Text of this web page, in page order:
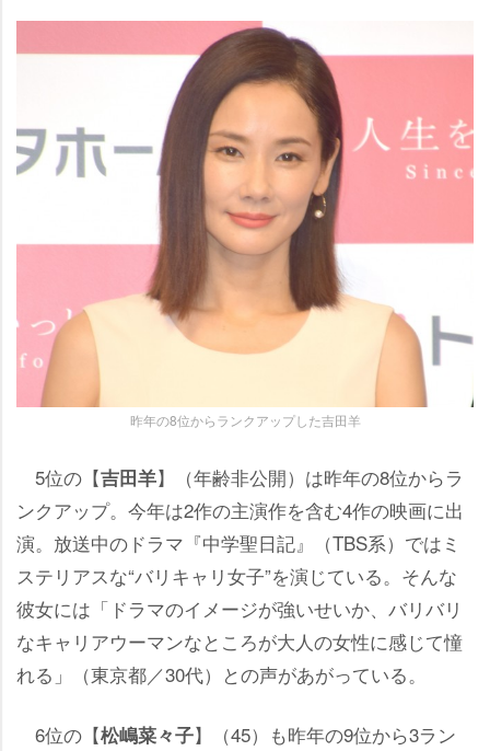
昨年の8位からランクアップした吉田羊
5位の【吉田羊】（年齢非公開）は昨年の8位からラ
ンクアップ。今年は2作の主演作を含む4作の映画に出
演。放送中のドラマ『中学聖日記』（TBS系）ではミ
ステリアスな“バリキャリ女子”を演じている。そんな
彼女には「ドラマのイメージが強いせいか、バリバリ
なキャリアウーマンなところが大人の女性に感じて憧
れる」（東京都／30代）との声があがっている。
6位の【松嶋菜々子】（45）も昨年の9位から3ラン